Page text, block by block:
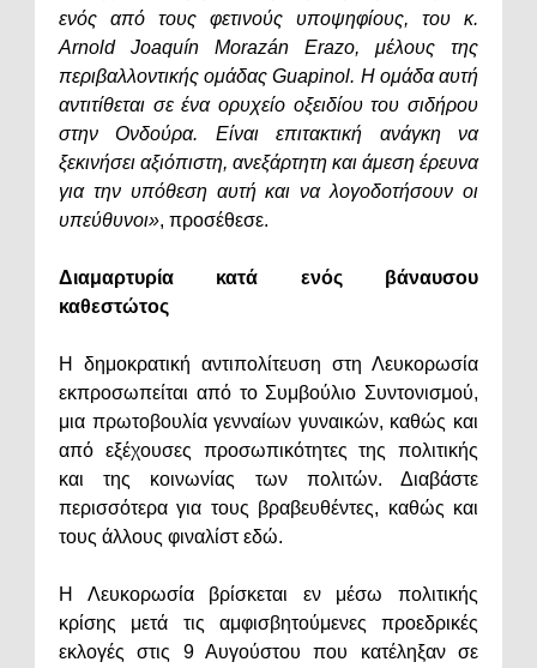
ενός από τους φετινούς υποψηφίους, του κ.
Arnold Joaquín Morazán Erazo, μέλους της
περιβαλλοντικής ομάδας Guapinol. Η ομάδα αυτή
αντιτίθεται σε ένα ορυχείο οξειδίου του σιδήρου
στην Ονδούρα. Είναι επιτακτική ανάγκη να
ξεκινήσει αξιόπιστη, ανεξάρτητη και άμεση έρευνα
για την υπόθεση αυτή και να λογοδοτήσουν οι
υπεύθυνοι», προσέθεσε.
Διαμαρτυρία κατά ενός βάναυσου
καθεστώτος
Η δημοκρατική αντιπολίτευση στη Λευκορωσία
εκπροσωπείται από το Συμβούλιο Συντονισμού,
μια πρωτοβουλία γενναίων γυναικών, καθώς και
από εξέχουσες προσωπικότητες της πολιτικής
και της κοινωνίας των πολιτών. Διαβάστε
περισσότερα για τους βραβευθέντες, καθώς και
τους άλλους φιναλίστ εδώ.
Η Λευκορωσία βρίσκεται εν μέσω πολιτικής
κρίσης μετά τις αμφισβητούμενες προεδρικές
εκλογές στις 9 Αυγούστου που κατέληξαν σε